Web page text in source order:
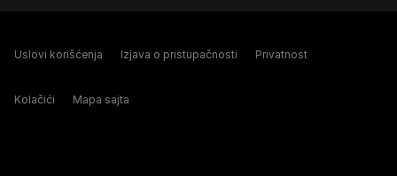
Uslovi korišćenja Izjava o pristupačnosti Privatnost
Kolačići Mapa sajta